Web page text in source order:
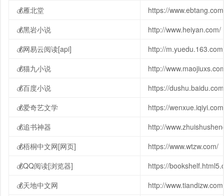
💰雁北堂
https://
💰黑岩小说
http://www.heiyan.com/
💰网易云阅读[api]
http://
💰猫九小说
http://
💰百度小说
https://
💰爱奇艺文学
https://
💰追书神器
http://
💰梧桐中文网[网页]
https://www.wtzw.com/
💰QQ阅读[浏览器]
https://
💰天地中文网
http://